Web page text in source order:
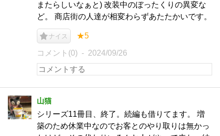
またらしいなぁと) 改装中のぼったくりの異変な
ど。 商店街の人達が相変わらずあたたかいです。
ナイス ★5
コメント(0) 2024/09/26
山猫
シリーズ11冊目、終了。続編も借りてます。 増
築のため休業中なのでお客とのやり取りは無かっ